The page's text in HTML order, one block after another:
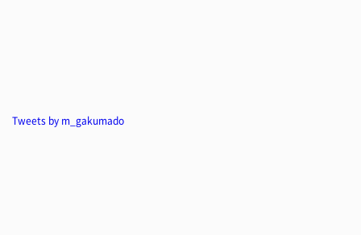
Tweets by m_gakumado